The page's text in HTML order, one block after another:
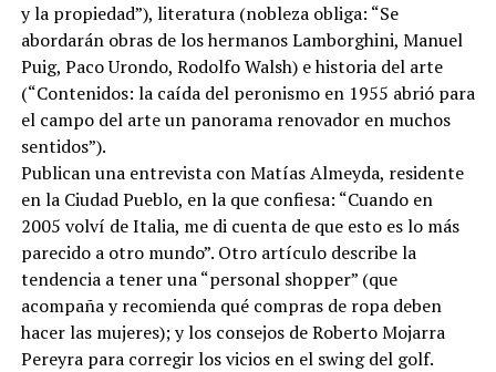
y la propiedad”), literatura (nobleza obliga: “Se
abordarán obras de los hermanos Lamborghini, Manuel
Puig, Paco Urondo, Rodolfo Walsh) e historia del arte
(“Contenidos: la caída del peronismo en 1955 abrió para
el campo del arte un panorama renovador en muchos
sentidos”).
Publican una entrevista con Matías Almeyda, residente
en la Ciudad Pueblo, en la que confiesa: “Cuando en
2005 volví de Italia, me di cuenta de que esto es lo más
parecido a otro mundo”. Otro artículo describe la
tendencia a tener una “personal shopper” (que
acompaña y recomienda qué compras de ropa deben
hacer las mujeres); y los consejos de Roberto Mojarra
Pereyra para corregir los vicios en el swing del golf.